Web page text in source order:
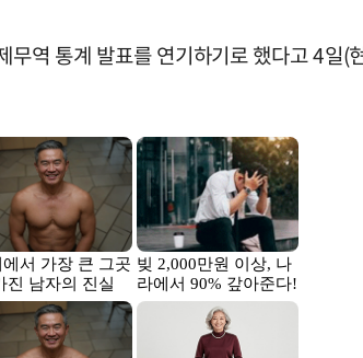
역 통계 발표를 연기하기로 했다고 4일(